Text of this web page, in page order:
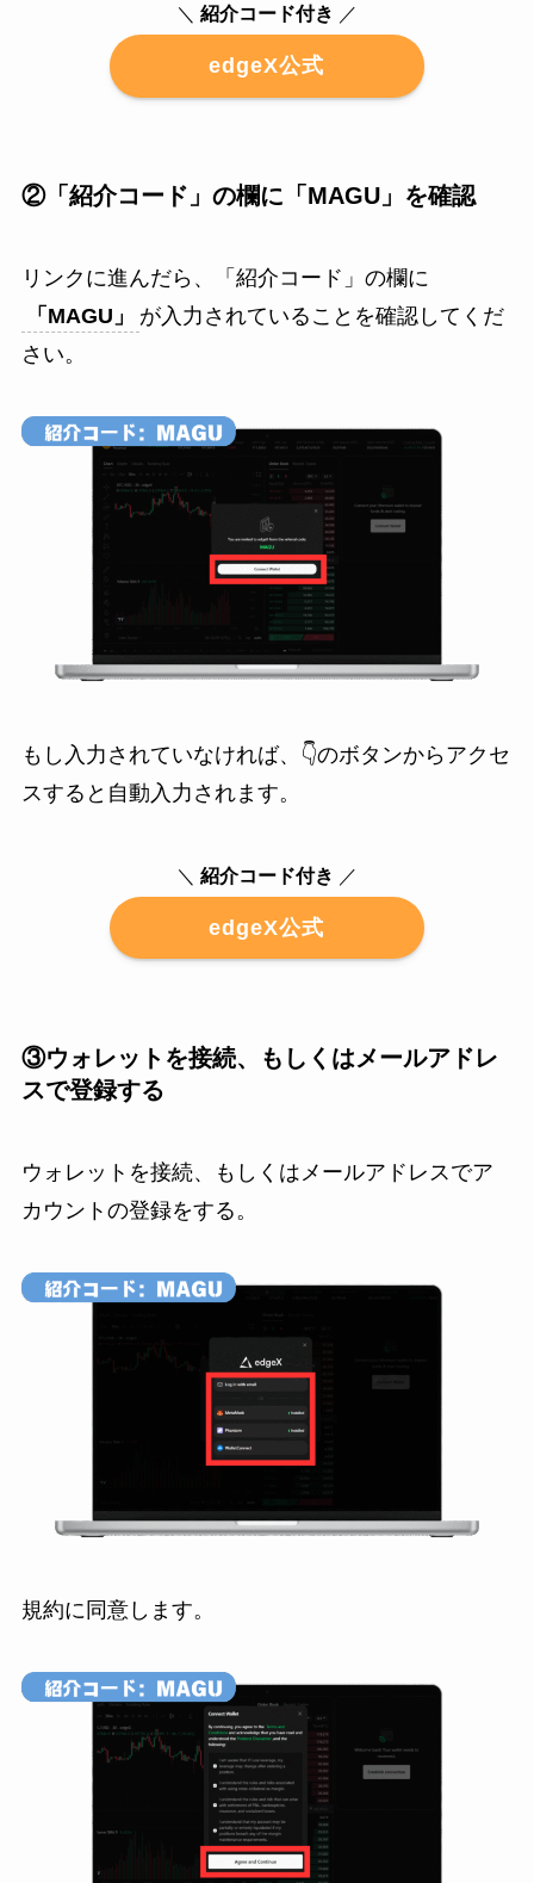
＼ 紹介コード付き ／
edgeX公式
②「紹介コード」の欄に「MAGU」を確認
リンクに進んだら、「紹介コード」の欄に
「MAGU」
が入力されていることを確認してくだ
さい。
もし入力されていなければ、👇のボタンからアクセ
スすると自動入力されます。
＼ 紹介コード付き ／
edgeX公式
③ウォレットを接続、もしくはメールアドレ
スで登録する
ウォレットを接続、もしくはメールアドレスでア
カウントの登録をする。
規約に同意します。